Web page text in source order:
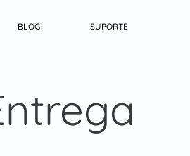
BLOG SUPORTE